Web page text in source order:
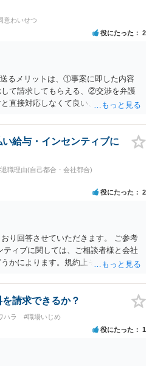
意わいせつ
役にたった 2
るメリットは、①事案に即した内容
て請求してもらえる、②交渉を弁護
直接対応しなくて良い、というとこ
に払うかどうかは分かりません。 ２
んが、秘密録音はプライバシー保護
合には注意が必要です(証拠排除され
どういう証拠に基づいて、誰が判断
クハラ認定しなかったからといっ
ません。具体的な証拠とそれで認定
う報復的なことをしなければ名誉毀
加害行為をしなければ、通常は起こ
解すれば和解金が入ります。 勝訴
額を払ってもらいます。任意に支払
、不動産などの財産を差押えます。
、現在は弁護士報酬は自由化されて
っても費用は変わってきます。
給与・インセンティブに
職理由(自己都合・会社都合)
役にたった 2
り回答させていただきます。 ご参考
ィブに関しては、ご相談者様と会社
かによります。規約上そのような合
で争点となった場合には録音等の証
請求が認められない可能性がござい
を提供しているのにもかかわらず支
となりますので請求可能かと存じま
は、休日・時間外労働があったこと
る必要があるかと存じます。 ④パワ
的な言動の内容によって判断が分か
請求できるか？
ハラ #職場いじめ
役にたった 1